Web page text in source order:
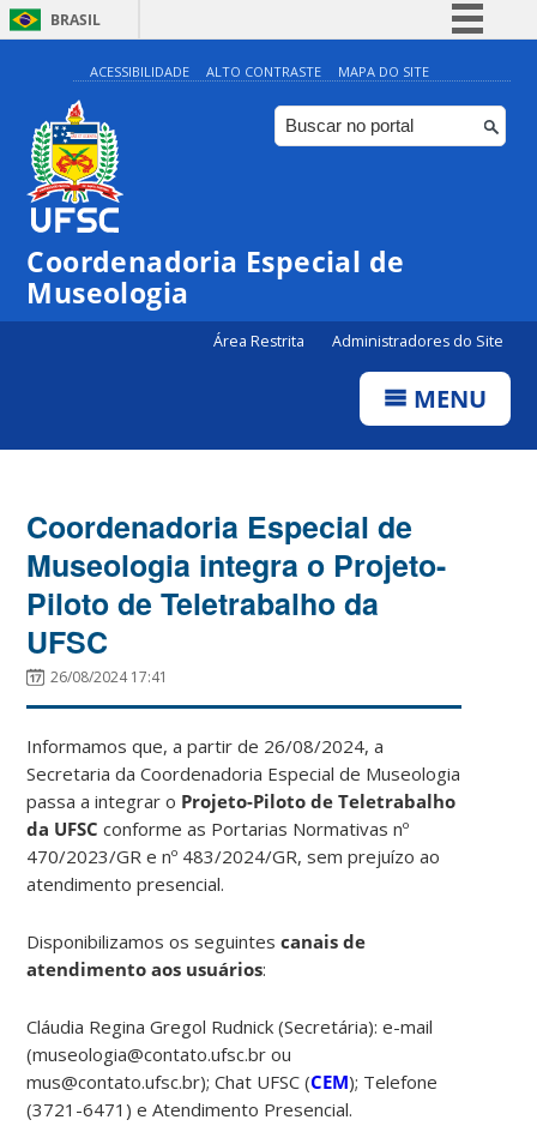
BRASIL
Simplifique!
Comunica BR
Participe
Canais
ACESSIBILIDADE ALTO CONTRASTE MAPA DO SITE
Coordenadoria Especial de
Museologia
Área Restrita Administradores do Site
MENU
Coordenadoria Especial de
Museologia integra o Projeto-
Piloto de Teletrabalho da
UFSC
26/08/2024 17:41
Informamos que, a partir de 26/08/2024, a
Secretaria da Coordenadoria Especial de Museologia
passa a integrar o Projeto-Piloto de Teletrabalho
da UFSC conforme as Portarias Normativas nº
470/2023/GR e nº 483/2024/GR, sem prejuízo ao
atendimento presencial.
Disponibilizamos os seguintescanais de
atendimento aos usuários:
Cláudia Regina Gregol Rudnick (Secretária): e-mail
(museologia@contato.ufsc.br ou
mus@contato.ufsc.br); Chat UFSC (CEM); Telefone
(3721-6471) e Atendimento Presencial.